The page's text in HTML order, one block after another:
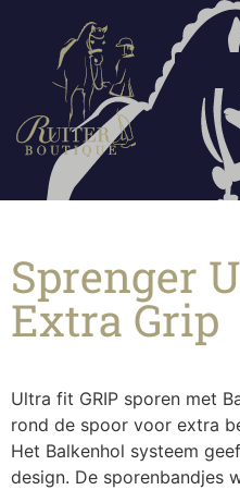
Sprenger
Extra Grip
Ultra fit GRIP sporen met
rond de spoor voor extra
Het Balkenhol systeem
design. De sporenbandjes